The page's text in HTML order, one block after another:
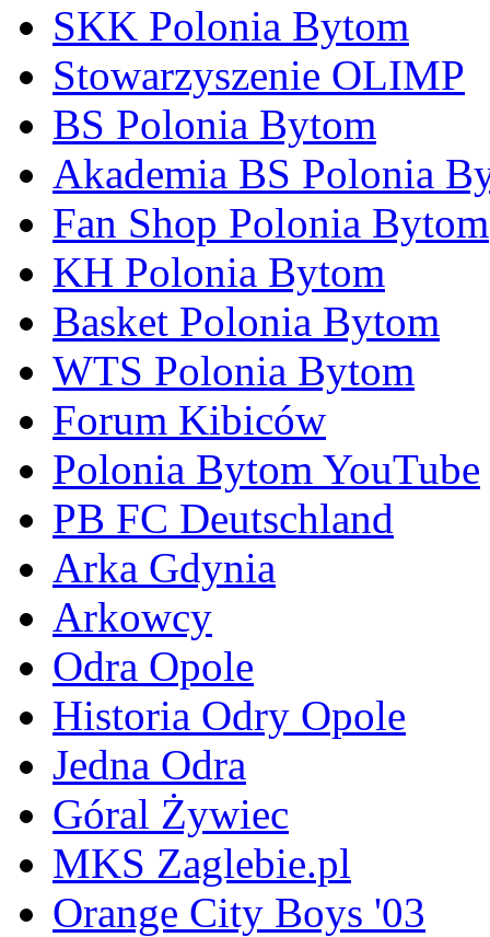
SKK Polonia Bytom
Stowarzyszenie OLIMP
BS Polonia Bytom
Akademia BS Polonia
Fan Shop Polonia Bytom
KH Polonia Bytom
Basket Polonia Bytom
WTS Polonia Bytom
Forum Kibiców
Polonia Bytom YouTube
PB FC Deutschland
Arka Gdynia
Arkowcy
Odra Opole
Historia Odry Opole
Jedna Odra
Góral Żywiec
MKS Zaglebie.pl
Orange City Boys '03